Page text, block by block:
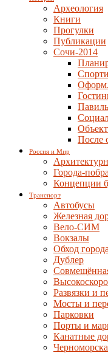
Археология
Книги
Прогулки
Публикации
Сочи-2014
После
Россия и Мир
Города-
Концепции
Транспорт
Автобусы
Железная
Вело-СИМ
Вокзалы
Обход города
Дублер
Развязки и
Мосты и
Парковки
Порты и
Канатные